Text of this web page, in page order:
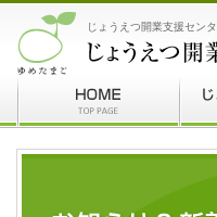
じょうえつ開業支援セン